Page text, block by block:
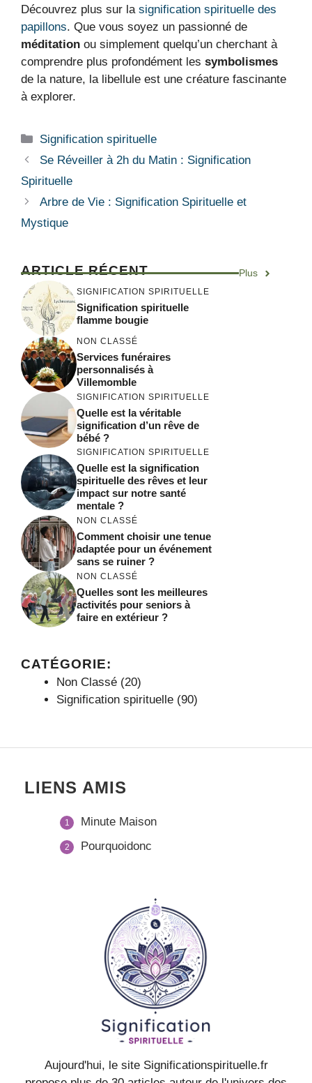
Découvrez plus sur la signification spirituelle des
papillons. Que vous soyez un passionné de
méditation ou simplement quelqu’un cherchant à
comprendre plus profondément les symbolismes
de la nature, la libellule est une créature fascinante
à explorer.
Catégories
Signification spirituelle
Se Réveiller à 2h du Matin : Signification
Spirituelle
Arbre de Vie : Signification Spirituelle et
Mystique
ARTICLE RÉCENT Plus
SIGNIFICATION SPIRITUELLE
Signification spirituelle
flamme bougie
NON CLASSÉ
Services funéraires
personnalisés à
Villemomble
SIGNIFICATION SPIRITUELLE
Quelle est la véritable
signification d’un rêve de
bébé ?
SIGNIFICATION SPIRITUELLE
Quelle est la signification
spirituelle des rêves et leur
impact sur notre santé
mentale ?
NON CLASSÉ
Comment choisir une tenue
adaptée pour un événement
sans se ruiner ?
NON CLASSÉ
Quelles sont les meilleures
activités pour seniors à
faire en extérieur ?
CATÉGORIE:
Non Classé (20)
Signification spirituelle (90)
LIENS AMIS
Minute Maison
Pourquoidonc
Aujourd'hui, le site Significationspirituelle.fr